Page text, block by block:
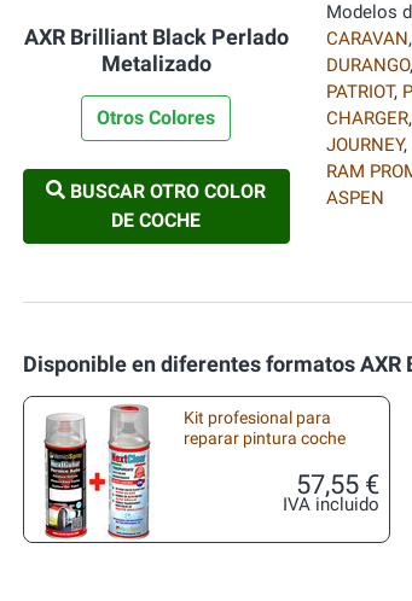
AXR Brilliant Black Perlado
Metalizado
Otros Colores
BUSCAR OTRO COLOR
DE COCHE
Modelos
CARAVAN,
DURANGO,
PATRIOT,
CHARGER,
JOURNEY,
RAM
ASPEN
Disponible en diferentes formatos
Kit profesional para
reparar pintura coche
57,55 €
IVA incluido